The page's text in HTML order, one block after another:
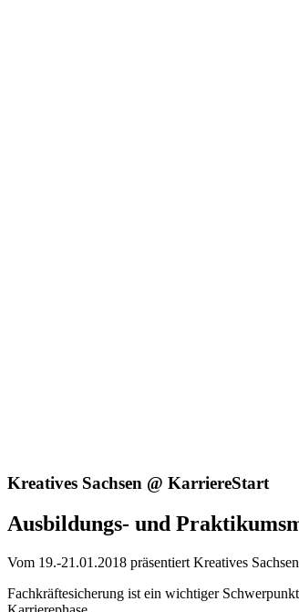
Kreatives Sachsen @ KarriereStart
Ausbildungs- und
Vom 19.-21.01.2018 präsentiert Kreatives
Fachkräftesicherung ist ein wichtiger